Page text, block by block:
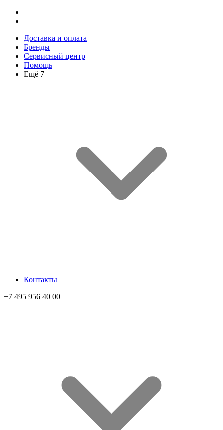
Доставка и оплата
Бренды
Сервисный центр
Помощь
Ещё 7
Контакты
+7 495 956 40 00